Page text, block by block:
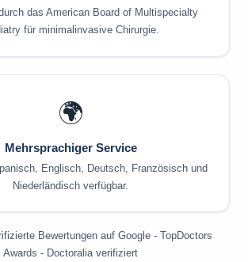
das American Board of Multispecialty
für minimalinvasive Chirurgie.
🌍
Mehrsprachiger Service
Englisch, Deutsch, Französisch und
Niederländisch verfügbar.
Bewertungen auf Google - TopDoctors
Awards - Doctoralia verifiziert